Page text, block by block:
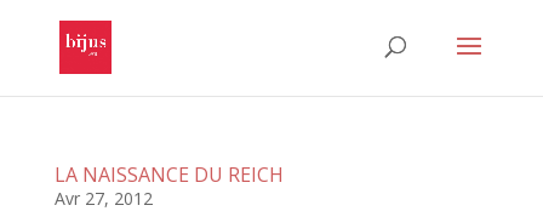
LA NAISSANCE DU REICH
Avr 27, 2012